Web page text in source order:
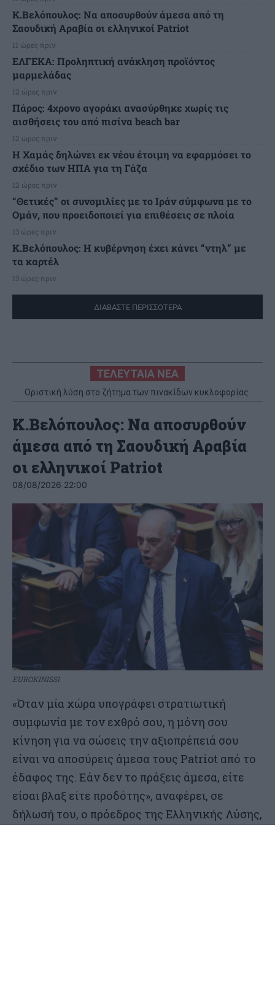
Κ.Βελόπουλος: Να αποσυρθούν άμεσα από τη
Σαουδική Αραβία οι ελληνικοί Patriot
11 ώρες πριν
ΕΛΓΕΚΑ: Προληπτική ανάκληση προϊόντος
μαρμελάδας
12 ώρες πριν
Πάρος: 4χρονο αγοράκι ανασύρθηκε χωρίς τις
αισθήσεις του από πισίνα beach bar
12 ώρες πριν
Η Χαμάς δηλώνει εκ νέου έτοιμη να εφαρμόσει το
σχέδιο των ΗΠΑ για τη Γάζα
12 ώρες πριν
“Θετικές” οι συνομιλίες με το Ιράν σύμφωνα με το
Ομάν, που προειδοποιεί για επιθέσεις σε πλοία
13 ώρες πριν
Κ.Βελόπουλος: Η κυβέρνηση έχει κάνει “ντηλ” με
τα καρτέλ
13 ώρες πριν
ΔΙΑΒΑΣΤΕ ΠΕΡΙΣΣΟΤΕΡΑ